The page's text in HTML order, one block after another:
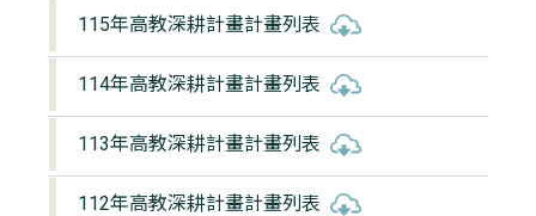
115年高教深耕計畫計畫列表
114年高教深耕計畫計畫列表
113年高教深耕計畫計畫列表
112年高教深耕計畫計畫列表